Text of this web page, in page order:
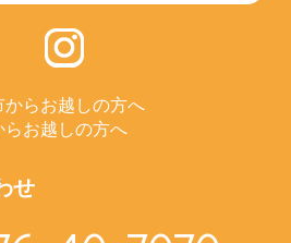
からお越しの方へ
らお越しの方へ
せ